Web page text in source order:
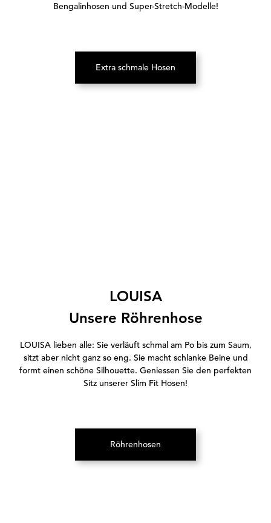
Bengalinhosen und Super-Stretch-Modelle!
Extra schmale Hosen(Öffnet in neuem Tab)
LOUISA
Unsere Röhrenhose
LOUISA lieben alle: Sie verläuft schmal am Po bis zum Saum,
sitzt aber nicht ganz so eng. Sie macht schlanke Beine und
formt einen schöne Silhouette. Geniessen Sie den perfekten
Sitz unserer Slim Fit Hosen!
Röhrenhosen(Öffnet in neuem Tab)